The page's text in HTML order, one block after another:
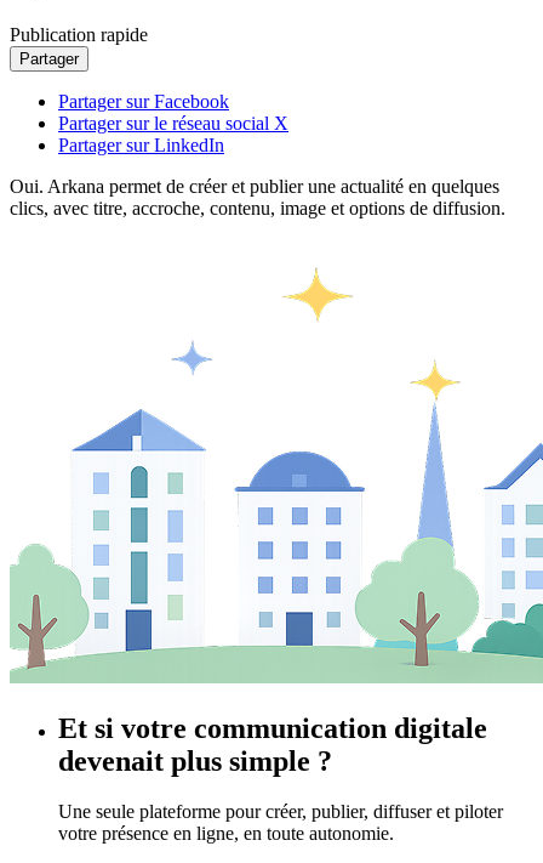
Publication rapide
Partager
Partager sur Facebook
Partager sur le réseau social X
Partager sur LinkedIn
Oui. Arkana permet de créer et publier une actualité en quelques
clics, avec titre, accroche, contenu, image et options de diffusion.
Et si votre communication digitale
devenait plus simple ?
Une seule plateforme pour créer, publier, diffuser et piloter
votre présence en ligne, en toute autonomie.